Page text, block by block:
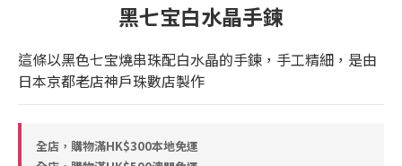
黑七宝白水晶手鍊
這條以黑色七宝燒串珠配白水晶的手鍊，手工精細，是由
日本京都老店神戶珠數店製作
全店，購物滿HK$300本地免運